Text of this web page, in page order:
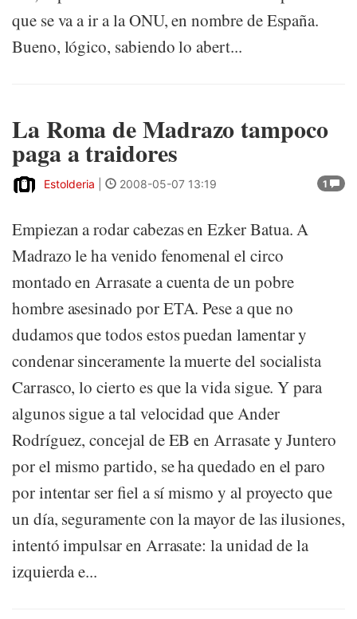
que se va a ir a la ONU, en nombre de España.
Bueno, lógico, sabiendo lo abert...
La Roma de Madrazo tampoco
paga a traidores
1
Estolderia 2008-05-07 13:19
Empiezan a rodar cabezas en Ezker Batua. A
Madrazo le ha venido fenomenal el circo
montado en Arrasate a cuenta de un pobre
hombre asesinado por ETA. Pese a que no
dudamos que todos estos puedan lamentar y
condenar sinceramente la muerte del socialista
Carrasco, lo cierto es que la vida sigue. Y para
algunos sigue a tal velocidad que Ander
Rodríguez, concejal de EB en Arrasate y Juntero
por el mismo partido, se ha quedado en el paro
por intentar ser fiel a sí mismo y al proyecto que
un día, seguramente con la mayor de las ilusiones,
intentó impulsar en Arrasate: la unidad de la
izquierda e...